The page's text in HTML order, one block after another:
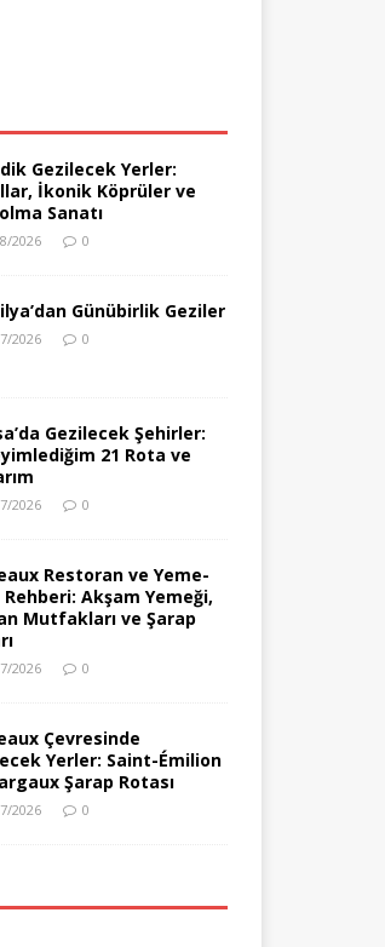
Gezilecek Yerler:
İkonik Köprüler ve
Sanatı
2026 0
Günübirlik Geziler
2026 0
Gezilecek Şehirler:
21 Rota ve
2026 0
Restoran ve Yeme-
Akşam Yemeği,
Mutfakları ve Şarap
2026 0
Çevresinde
Yerler: Saint-Émilion
Şarap Rotası
2026 0